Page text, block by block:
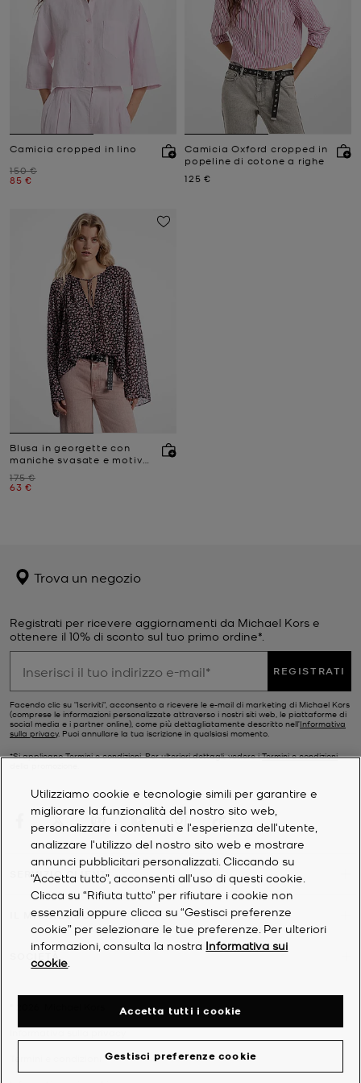
Camicia cropped in lino
Prezzo iniziale
150 €
Prezzo attuale
85 €
Camicia Oxford cropped in
popeline di cotone a righe
Prezzo attuale
125 €
Blusa in georgette con
maniche svasate e motivo
floreale
Prezzo iniziale
175 €
Prezzo attuale
63 €
Trova un negozio
Registrati per ricevere aggiornamenti da Michael Kors e
ottenere il 10% di sconto sul tuo primo ordine*.
REGISTRATI
Facendo clic su "Iscriviti", acconsento a ricevere le e-mail di marketing di Michael Kors
(comprese le informazioni personalizzate attraverso i nostri siti web, le piattaforme di
social media e i partner online), come più dettagliatamente descritto nell’Informativa
sulla privacy. Puoi annullare la tua iscrizione in qualsiasi momento.
*Si applicano Termini e condizioni. Per ulteriori dettagli, vedere iTermini e condizioni
SERVIZIO CLIENTI
IL MIO ACCOUNT
SOCIETÀ
Utilizziamo cookie e tecnologie simili per garantire e
migliorare la funzionalità del nostro sito web,
personalizzare i contenuti e l'esperienza dell'utente,
analizzare l'utilizzo del nostro sito web e mostrare
annunci pubblicitari personalizzati. Cliccando su
“Accetta tutto”, acconsenti all'uso di questi cookie.
Clicca su “Rifiuta tutto” per rifiutare i cookie non
essenziali oppure clicca su “Gestisci preferenze
cookie” per selezionare le tue preferenze. Per ulteriori
informazioni, consulta la nostra Informativa sui
cookie
Gestisci preferenze cookie
Accetta tutti i cookie